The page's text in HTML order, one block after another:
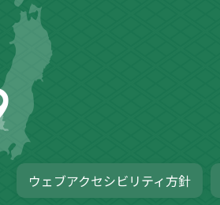
ウェブアクセシビリティ方針